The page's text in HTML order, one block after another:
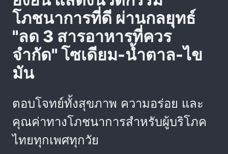
โภชนาการที่ดี ผ่านกลยุทธ์
"ลด 3 สารอาหารที่ควร
จำกัด" โซเดียม-น้ำตาล-ไข
มัน
ตอบโจทย์ทั้งสุขภาพ ความอร่อย และ
คุณค่าทางโภชนาการสำหรับผู้บริโภค
ไทยทุกเพศทุกวัย